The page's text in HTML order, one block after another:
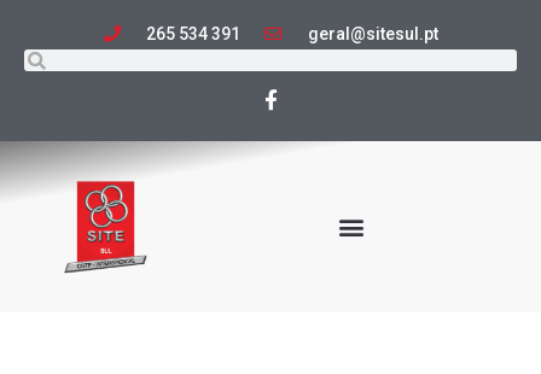
265 534 391 geral@sitesul.pt